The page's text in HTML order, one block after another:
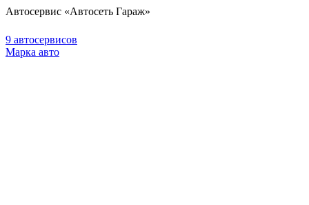
Автосервис «Автосеть Гараж»
9 автосервисов
Марка авто